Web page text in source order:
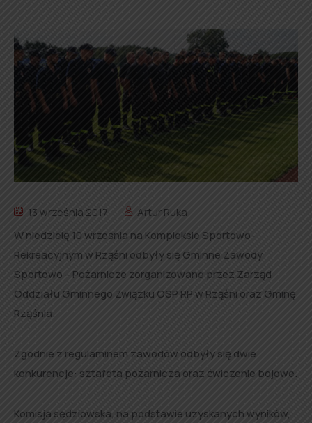
13 września 2017
Artur Ruka
W niedzielę 10 września na Kompleksie Sportowo-
Rekreacyjnym w Rząśni odbyły się Gminne Zawody
Sportowo – Pożarnicze zorganizowane przez Zarząd
Oddziału Gminnego Związku OSP RP w Rząśni oraz Gminę
Rząśnia.
Zgodnie z regulaminem zawodów odbyły się dwie
konkurencje: sztafeta pożarnicza oraz ćwiczenie bojowe.
Komisja sędziowska, na podstawie uzyskanych wyników,